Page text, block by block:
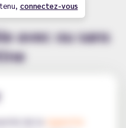
connectez-vous
avec ou sans
de la
cigarette